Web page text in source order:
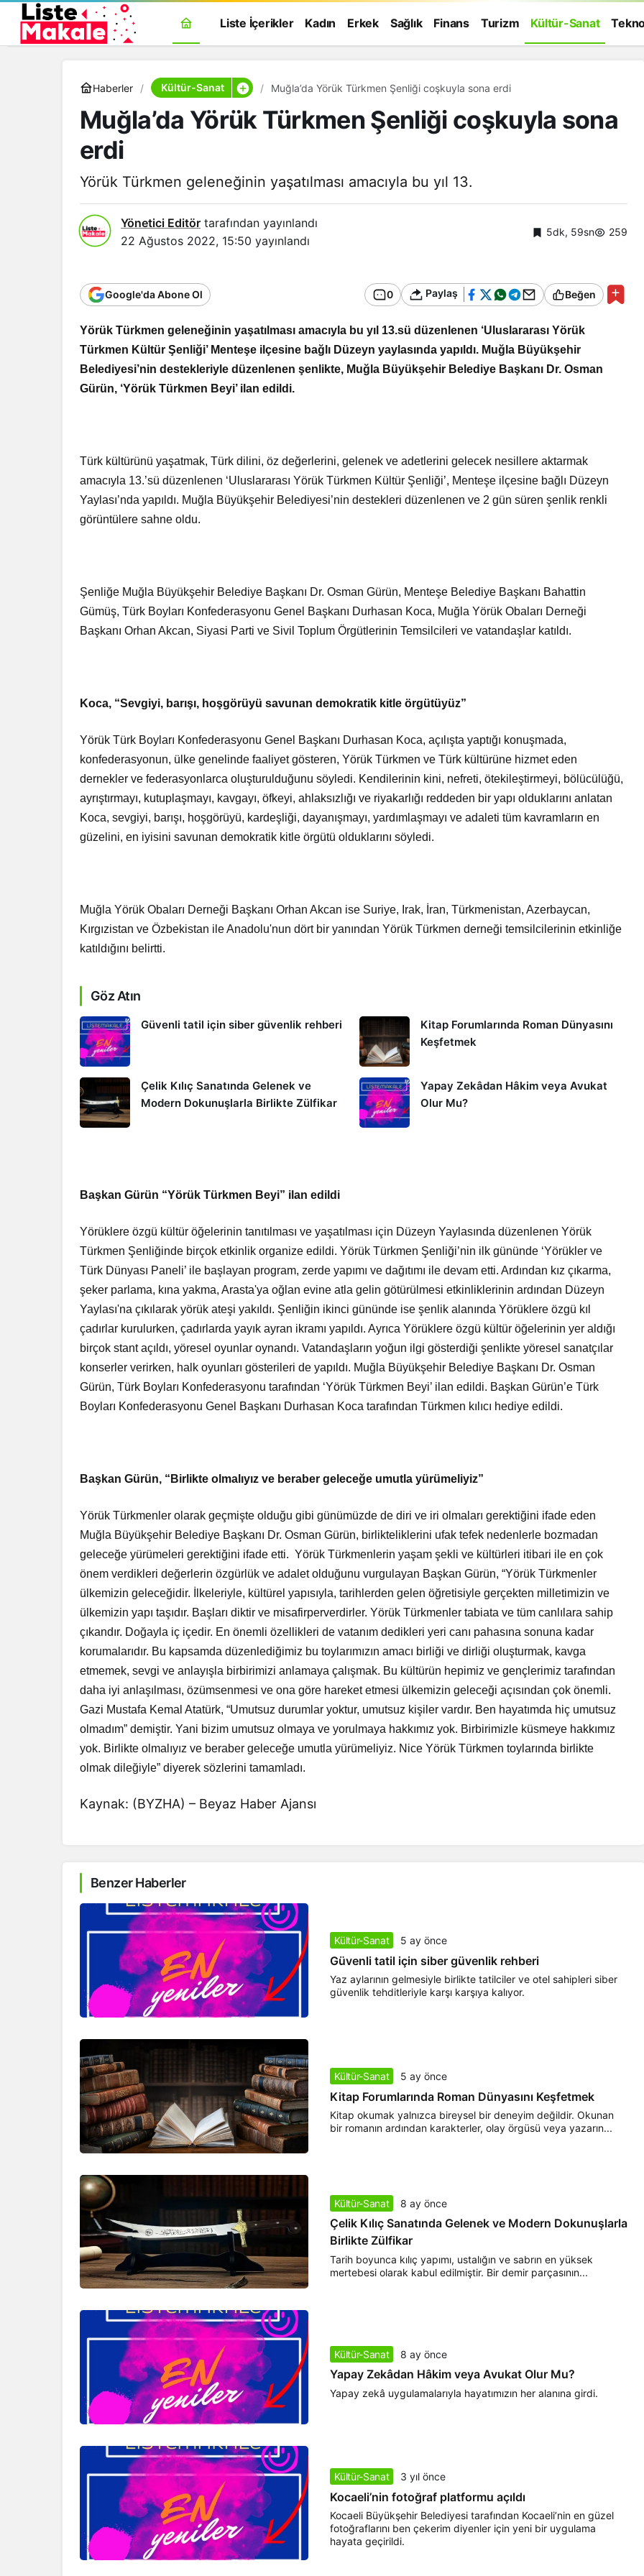
Liste İçerikler Kadın Erkek Sağlık Finans Turizm Kültür-Sanat
Haberler Kültür-Sanat Muğla’da Yörük Türkmen Şenliği coşkuyla sona erdi
Muğla’da Yörük Türkmen Şenliği coşkuyla sona
erdi
Yörük Türkmen geleneğinin yaşatılması amacıyla bu yıl 13.
Yönetici Editör tarafından yayınlandı
22 Ağustos 2022, 15:50 yayınlandı
5dk, 59sn 259
Google'da Abone Ol 0 Paylaş Beğen
Yörük Türkmen geleneğinin yaşatılması amacıyla bu yıl 13.sü düzenlenen ‘Uluslararası Yörük
Türkmen Kültür Şenliği’ Menteşe ilçesine bağlı Düzeyn yaylasında yapıldı. Muğla Büyükşehir
Belediyesi’nin destekleriyle düzenlenen şenlikte, Muğla Büyükşehir Belediye Başkanı Dr. Osman
Gürün, ‘Yörük Türkmen Beyi’ ilan edildi.
Türk kültürünü yaşatmak, Türk dilini, öz değerlerini, gelenek ve adetlerini gelecek nesillere aktarmak
amacıyla 13.’sü düzenlenen ‘Uluslararası Yörük Türkmen Kültür Şenliği’, Menteşe ilçesine bağlı Düzeyn
Yaylası’nda yapıldı. Muğla Büyükşehir Belediyesi’nin destekleri düzenlenen ve 2 gün süren şenlik renkli
görüntülere sahne oldu.
Şenliğe Muğla Büyükşehir Belediye Başkanı Dr. Osman Gürün, Menteşe Belediye Başkanı Bahattin
Gümüş, Türk Boyları Konfederasyonu Genel Başkanı Durhasan Koca, Muğla Yörük Obaları Derneği
Başkanı Orhan Akcan, Siyasi Parti ve Sivil Toplum Örgütlerinin Temsilcileri ve vatandaşlar katıldı.
Koca, “Sevgiyi, barışı, hoşgörüyü savunan demokratik kitle örgütüyüz”
Yörük Türk Boyları Konfederasyonu Genel Başkanı Durhasan Koca, açılışta yaptığı konuşmada,
konfederasyonun, ülke genelinde faaliyet gösteren, Yörük Türkmen ve Türk kültürüne hizmet eden
dernekler ve federasyonlarca oluşturulduğunu söyledi. Kendilerinin kini, nefreti, ötekileştirmeyi, bölücülüğü,
ayrıştırmayı, kutuplaşmayı, kavgayı, öfkeyi, ahlaksızlığı ve riyakarlığı reddeden bir yapı olduklarını anlatan
Koca, sevgiyi, barışı, hoşgörüyü, kardeşliği, dayanışmayı, yardımlaşmayı ve adaleti tüm kavramların en
güzelini, en iyisini savunan demokratik kitle örgütü olduklarını söyledi.
Muğla Yörük Obaları Derneği Başkanı Orhan Akcan ise Suriye, Irak, İran, Türkmenistan, Azerbaycan,
Kırgızistan ve Özbekistan ile Anadolu'nun dört bir yanından Yörük Türkmen derneği temsilcilerinin etkinliğe
katıldığını belirtti.
Göz Atın
Güvenli tatil için siber güvenlik rehberi
Kitap Forumlarında Roman Dünyasını
Keşfetmek
Çelik Kılıç Sanatında Gelenek ve
Modern Dokunuşlarla Birlikte Zülfikar
Yapay Zekâdan Hâkim veya Avukat
Olur Mu?
Başkan Gürün “Yörük Türkmen Beyi” ilan edildi
Yörüklere özgü kültür öğelerinin tanıtılması ve yaşatılması için Düzeyn Yaylasında düzenlenen Yörük
Türkmen Şenliğinde birçok etkinlik organize edildi. Yörük Türkmen Şenliği’nin ilk gününde ‘Yörükler ve
Türk Dünyası Paneli’ ile başlayan program, zerde yapımı ve dağıtımı ile devam etti. Ardından kız çıkarma,
şeker parlama, kına yakma, Arasta'ya oğlan evine atla gelin götürülmesi etkinliklerinin ardından Düzeyn
Yaylası'na çıkılarak yörük ateşi yakıldı. Şenliğin ikinci gününde ise şenlik alanında Yörüklere özgü kıl
çadırlar kurulurken, çadırlarda yayık ayran ikramı yapıldı. Ayrıca Yörüklere özgü kültür öğelerinin yer aldığı
birçok stant açıldı, yöresel oyunlar oynandı. Vatandaşların yoğun ilgi gösterdiği şenlikte yöresel sanatçılar
konserler verirken, halk oyunları gösterileri de yapıldı. Muğla Büyükşehir Belediye Başkanı Dr. Osman
Gürün, Türk Boyları Konfederasyonu tarafından ‘Yörük Türkmen Beyi’ ilan edildi. Başkan Gürün’e Türk
Boyları Konfederasyonu Genel Başkanı Durhasan Koca tarafından Türkmen kılıcı hediye edildi.
Başkan Gürün, “Birlikte olmalıyız ve beraber geleceğe umutla yürümeliyiz”
Yörük Türkmenler olarak geçmişte olduğu gibi günümüzde de diri ve iri olmaları gerektiğini ifade eden
Muğla Büyükşehir Belediye Başkanı Dr. Osman Gürün, birlikteliklerini ufak tefek nedenlerle bozmadan
geleceğe yürümeleri gerektiğini ifade etti. Yörük Türkmenlerin yaşam şekli ve kültürleri itibari ile en çok
önem verdikleri değerlerin özgürlük ve adalet olduğunu vurgulayan Başkan Gürün, “Yörük Türkmenler
ülkemizin geleceğidir. İlkeleriyle, kültürel yapısıyla, tarihlerden gelen öğretisiyle gerçekten milletimizin ve
ülkemizin yapı taşıdır. Başları diktir ve misafirperverdirler. Yörük Türkmenler tabiata ve tüm canlılara sahip
çıkandır. Doğayla iç içedir. En önemli özellikleri de vatanım dedikleri yeri canı pahasına sonuna kadar
korumalarıdır. Bu kapsamda düzenlediğimiz bu toylarımızın amacı birliği ve dirliği oluşturmak, kavga
etmemek, sevgi ve anlayışla birbirimizi anlamaya çalışmak. Bu kültürün hepimiz ve gençlerimiz tarafından
daha iyi anlaşılması, özümsenmesi ve ona göre hareket etmesi ülkemizin geleceği açısından çok önemli.
Gazi Mustafa Kemal Atatürk, “Umutsuz durumlar yoktur, umutsuz kişiler vardır. Ben hayatımda hiç umutsuz
olmadım” demiştir. Yani bizim umutsuz olmaya ve yorulmaya hakkımız yok. Birbirimizle küsmeye hakkımız
yok. Birlikte olmalıyız ve beraber geleceğe umutla yürümeliyiz. Nice Yörük Türkmen toylarında birlikte
olmak dileğiyle” diyerek sözlerini tamamladı.
Kaynak: (BYZHA) – Beyaz Haber Ajansı
Benzer Haberler
Kültür-Sanat 5 ay önce
Güvenli tatil için siber güvenlik rehberi
Yaz aylarının gelmesiyle birlikte tatilciler ve otel sahipleri siber
güvenlik tehditleriyle karşı karşıya kalıyor.
Kültür-Sanat 5 ay önce
Kitap Forumlarında Roman Dünyasını Keşfetmek
Kitap okumak yalnızca bireysel bir deneyim değildir. Okunan
bir romanın ardından karakterler, olay örgüsü veya yazarın...
Kültür-Sanat 8 ay önce
Çelik Kılıç Sanatında Gelenek ve Modern Dokunuşlarla
Birlikte Zülfikar
Tarih boyunca kılıç yapımı, ustalığın ve sabrın en yüksek
mertebesi olarak kabul edilmiştir. Bir demir parçasının...
Kültür-Sanat 8 ay önce
Yapay Zekâdan Hâkim veya Avukat Olur Mu?
Yapay zekâ uygulamalarıyla hayatımızın her alanına girdi.
Kültür-Sanat 3 yıl önce
Kocaeli’nin fotoğraf platformu açıldı
Kocaeli Büyükşehir Belediyesi tarafından Kocaeli’nin en güzel
fotoğraflarını ben çekerim diyenler için yeni bir uygulama
hayata geçirildi.
Genel
Bir Erkek Bir Kadına Ne
Zaman Bağlanır?